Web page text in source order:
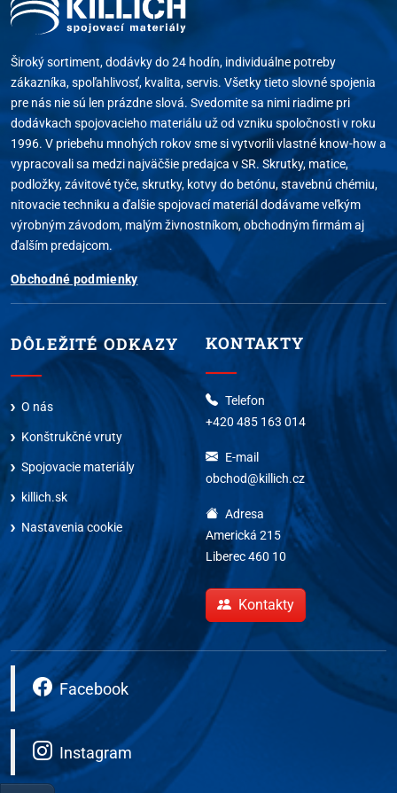
Široký sortiment, dodávky do 24 hodín, individuálne potreby
zákazníka, spoľahlivosť, kvalita, servis. Všetky tieto slovné spojenia
pre nás nie sú len prázdne slová. Svedomite sa nimi riadime pri
dodávkach spojovacieho materiálu už od vzniku spoločnosti v roku
1996. V priebehu mnohých rokov sme si vytvorili vlastné know-how a
vypracovali sa medzi najväčšie predajca v SR. Skrutky, matice,
podložky, závitové tyče, skrutky, kotvy do betónu, stavebnú chémiu,
nitovacie techniku a ďalšie spojovací materiál dodávame veľkým
výrobným závodom, malým živnostníkom, obchodným firmám aj
ďalším predajcom.
Obchodné podmienky
DÔLEŽITÉ ODKAZY
O nás
Konštrukčné vruty
Spojovacie materiály
killich.sk
Nastavenia cookie
KONTAKTY
Telefon
+420 485 163 014
E-mail
obchod@killich.cz
Adresa
Americká 215
Liberec 460 10
Kontakty
Facebook
Instagram